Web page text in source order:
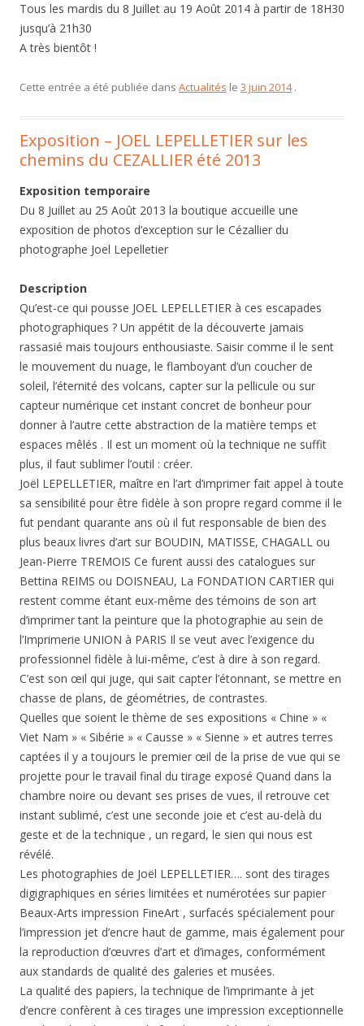
Tous les mardis du 8 Juillet au 19 Août 2014 à partir de 18H30
jusqu’à 21h30
A très bientôt !
Cette entrée a été publiée dans Actualités le 3 juin 2014 .
Exposition – JOEL LEPELLETIER sur les
chemins du CEZALLIER été 2013
Exposition temporaire
Du 8 Juillet au 25 Août 2013 la boutique accueille une
exposition de photos d’exception sur le Cézallier du
photographe Joel Lepelletier
Description
Qu’est-ce qui pousse JOEL LEPELLETIER à ces escapades
photographiques ? Un appétit de la découverte jamais
rassasié mais toujours enthousiaste. Saisir comme il le sent
le mouvement du nuage, le flamboyant d’un coucher de
soleil, l’éternité des volcans, capter sur la pellicule ou sur
capteur numérique cet instant concret de bonheur pour
donner à l’autre cette abstraction de la matière temps et
espaces mêlés . Il est un moment où la technique ne suffit
plus, il faut sublimer l’outil : créer.
Joël LEPELLETIER, maître en l’art d’imprimer fait appel à toute
sa sensibilité pour être fidèle à son propre regard comme il le
fut pendant quarante ans où il fut responsable de bien des
plus beaux livres d’art sur BOUDIN, MATISSE, CHAGALL ou
Jean-Pierre TREMOIS Ce furent aussi des catalogues sur
Bettina REIMS ou DOISNEAU, La FONDATION CARTIER qui
restent comme étant eux-même des témoins de son art
d’imprimer tant la peinture que la photographie au sein de
l’Imprimerie UNION à PARIS Il se veut avec l’exigence du
professionnel fidèle à lui-même, c’est à dire à son regard.
C’est son œil qui juge, qui sait capter l’étonnant, se mettre en
chasse de plans, de géométries, de contrastes.
Quelles que soient le thème de ses expositions « Chine » «
Viet Nam » « Sibérie » « Causse » « Sienne » et autres terres
captées il y a toujours le premier œil de la prise de vue qui se
projette pour le travail final du tirage exposé Quand dans la
chambre noire ou devant ses prises de vues, il retrouve cet
instant sublimé, c’est une seconde joie et c’est au-delà du
geste et de la technique , un regard, le sien qui nous est
révélé.
Les photographies de Joël LEPELLETIER…. sont des tirages
digigraphiques en séries limitées et numérotées sur papier
Beaux-Arts impression FineArt , surfacés spécialement pour
l’impression jet d’encre haut de gamme, mais également pour
la reproduction d’œuvres d’art et d’images, conformément
aux standards de qualité des galeries et musées.
La qualité des papiers, la technique de l’imprimante à jet
d’encre confèrent à ces tirages une impression exceptionnelle